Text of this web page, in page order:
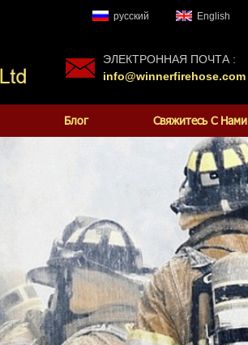
русский English
ЭЛЕКТРОННАЯ ПОЧТА :
info@winnerfirehose.com
Блог Свяжитесь С Нами